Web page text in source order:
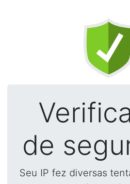
de
Seu IP fez diversas